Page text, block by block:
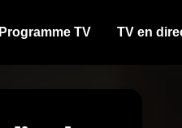
Programme TV TV en